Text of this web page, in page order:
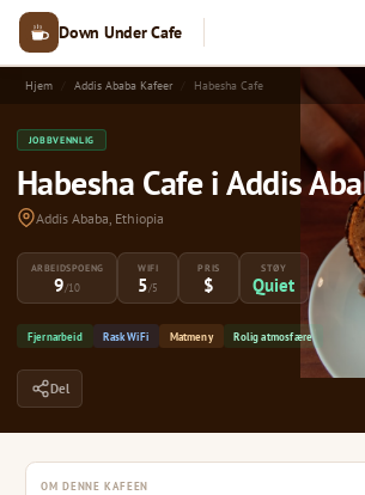
Down Under Cafe
Hjem Addis Ababa Kafeer Habesha Cafe
JOBBVENNLIG
Habesha Cafe i Addis
Addis Ababa, Ethiopia
ARBEIDSPOENG
9/10
WIFI
5/5
PRIS
$
STØY
Quiet
Fjernarbeid Rask WiFi Matmeny Rolig atmosfære
Del
OM DENNE KAFEEN